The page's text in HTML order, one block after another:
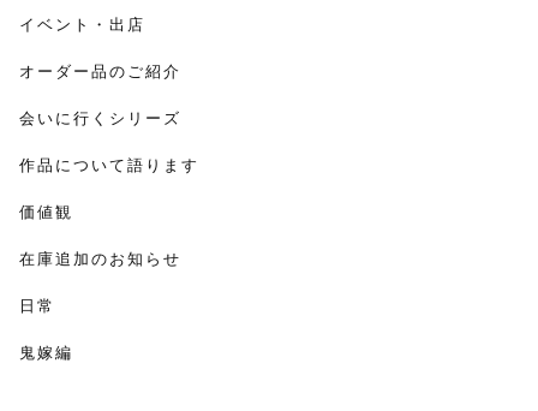
イベント・出店
オーダー品のご紹介
会いに行くシリーズ
作品について語ります
価値観
在庫追加のお知らせ
日常
鬼嫁編